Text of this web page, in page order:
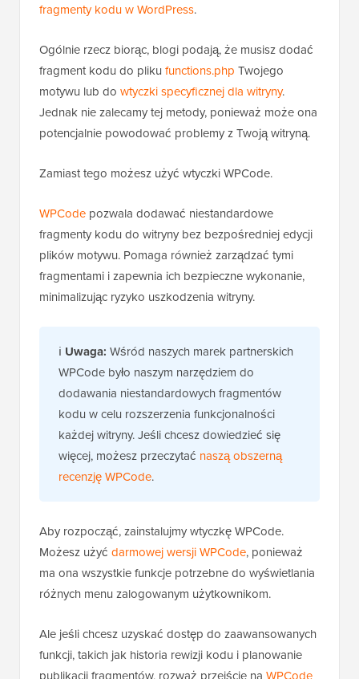
fragmenty kodu w WordPress.
Ogólnie rzecz biorąc, blogi podają, że musisz dodać
fragment kodu do pliku functions.php Twojego
motywu lub do wtyczki specyficznej dla witryny.
Jednak nie zalecamy tej metody, ponieważ może ona
potencjalnie powodować problemy z Twoją witryną.
Zamiast tego możesz użyć wtyczki WPCode.
WPCode pozwala dodawać niestandardowe
fragmenty kodu do witryny bez bezpośredniej edycji
plików motywu. Pomaga również zarządzać tymi
fragmentami i zapewnia ich bezpieczne wykonanie,
minimalizując ryzyko uszkodzenia witryny.
ℹ️ Uwaga: Wśród naszych marek partnerskich
WPCode było naszym narzędziem do
dodawania niestandardowych fragmentów
kodu w celu rozszerzenia funkcjonalności
każdej witryny. Jeśli chcesz dowiedzieć się
więcej, możesz przeczytać naszą obszerną
recenzję WPCode.
Aby rozpocząć, zainstalujmy wtyczkę WPCode.
Możesz użyć darmowej wersji WPCode, ponieważ
ma ona wszystkie funkcje potrzebne do wyświetlania
różnych menu zalogowanym użytkownikom.
Ale jeśli chcesz uzyskać dostęp do zaawansowanych
funkcji, takich jak historia rewizji kodu i planowanie